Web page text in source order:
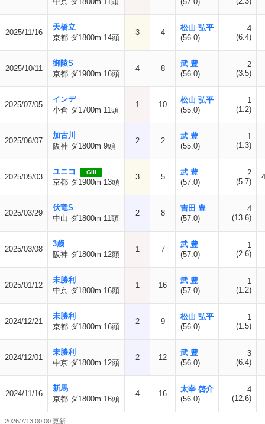
2025/11/16
天橋立
京都 ダ1800m 14頭
3 4
松山 弘平
(56.0)
4
(6.4)
2025/10/11
御陵S
京都 ダ1900m 16頭
4 8
武 豊
(56.0)
2
(3.5)
2025/07/05
インデ
小倉 ダ1700m 11頭
1 10
松山 弘平
(55.0)
1
(1.2)
2025/06/07
加古川
阪神 ダ1800m 9頭
2 2
武 豊
(55.0)
1
(1.3)
2025/05/03
ユニコ GIII
京都 ダ1900m 13頭
3 5
武 豊
(57.0)
2
(5.7)
2025/03/29
伏竜S
中山 ダ1800m 11頭
2 8
吉田 豊
(57.0)
4
(13.6)
2025/03/08
3歳
阪神 ダ1800m 12頭
1 7
武 豊
(57.0)
1
(2.6)
2025/01/12
未勝利
中京 ダ1800m 16頭
1 16
武 豊
(57.0)
1
(1.2)
2024/12/21
未勝利
京都 ダ1800m 16頭
2 9
松山 弘平
(56.0)
1
(1.5)
2024/12/01
未勝利
中京 ダ1800m 12頭
2 12
武 豊
(56.0)
3
(6.4)
2024/11/16
新馬
京都 ダ1800m 16頭
4 16
太宰 啓介
(56.0)
4
(12.6)
2026/7/13 00:00 更新